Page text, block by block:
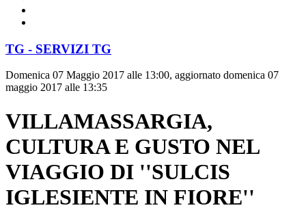
TG - SERVIZI TG
Domenica 07 Maggio 2017 alle 13:00, aggiornato domenica 07
maggio 2017 alle 13:35
VILLAMASSARGIA,
CULTURA E GUSTO NEL
VIAGGIO DI ''SULCIS
IGLESIENTE IN FIORE''